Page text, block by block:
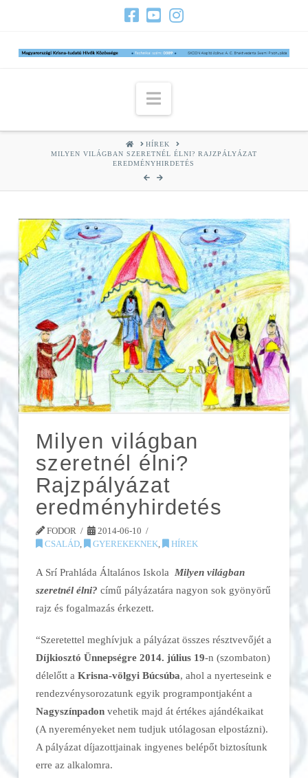
Navigation
HOMEHÍREK
MILYEN VILÁGBAN SZERETNÉL ÉLNI? RAJZPÁLYÁZAT
EREDMÉNYHIRDETÉS
Milyen világban
szeretnél élni?
Rajzpályázat
eredményhirdetés
FODOR
2014-06-10
CSALÁD, GYEREKEKNEK, HÍREK
A Srí Prahláda Általános Iskola Milyen világban
szeretnél élni? című pályázatára nagyon sok gyönyörű
rajz és fogalmazás érkezett.
“Szeretettel meghívjuk a pályázat összes résztvevőjét a
Díjkiosztó Ünnepségre 2014. július 19-n (szombaton)
délelőtt a Krisna-völgyi Búcsúba, ahol a nyerteseink e
rendezvénysorozatunk egyik programpontjaként a
Nagyszínpadonvehetik majd át értékes ajándékaikat
(A nyereményeket nem tudjuk utólagosan elpostázni).
A pályázat díjazottjainak ingyenes belépőt biztosítunk
erre az alkalomra.